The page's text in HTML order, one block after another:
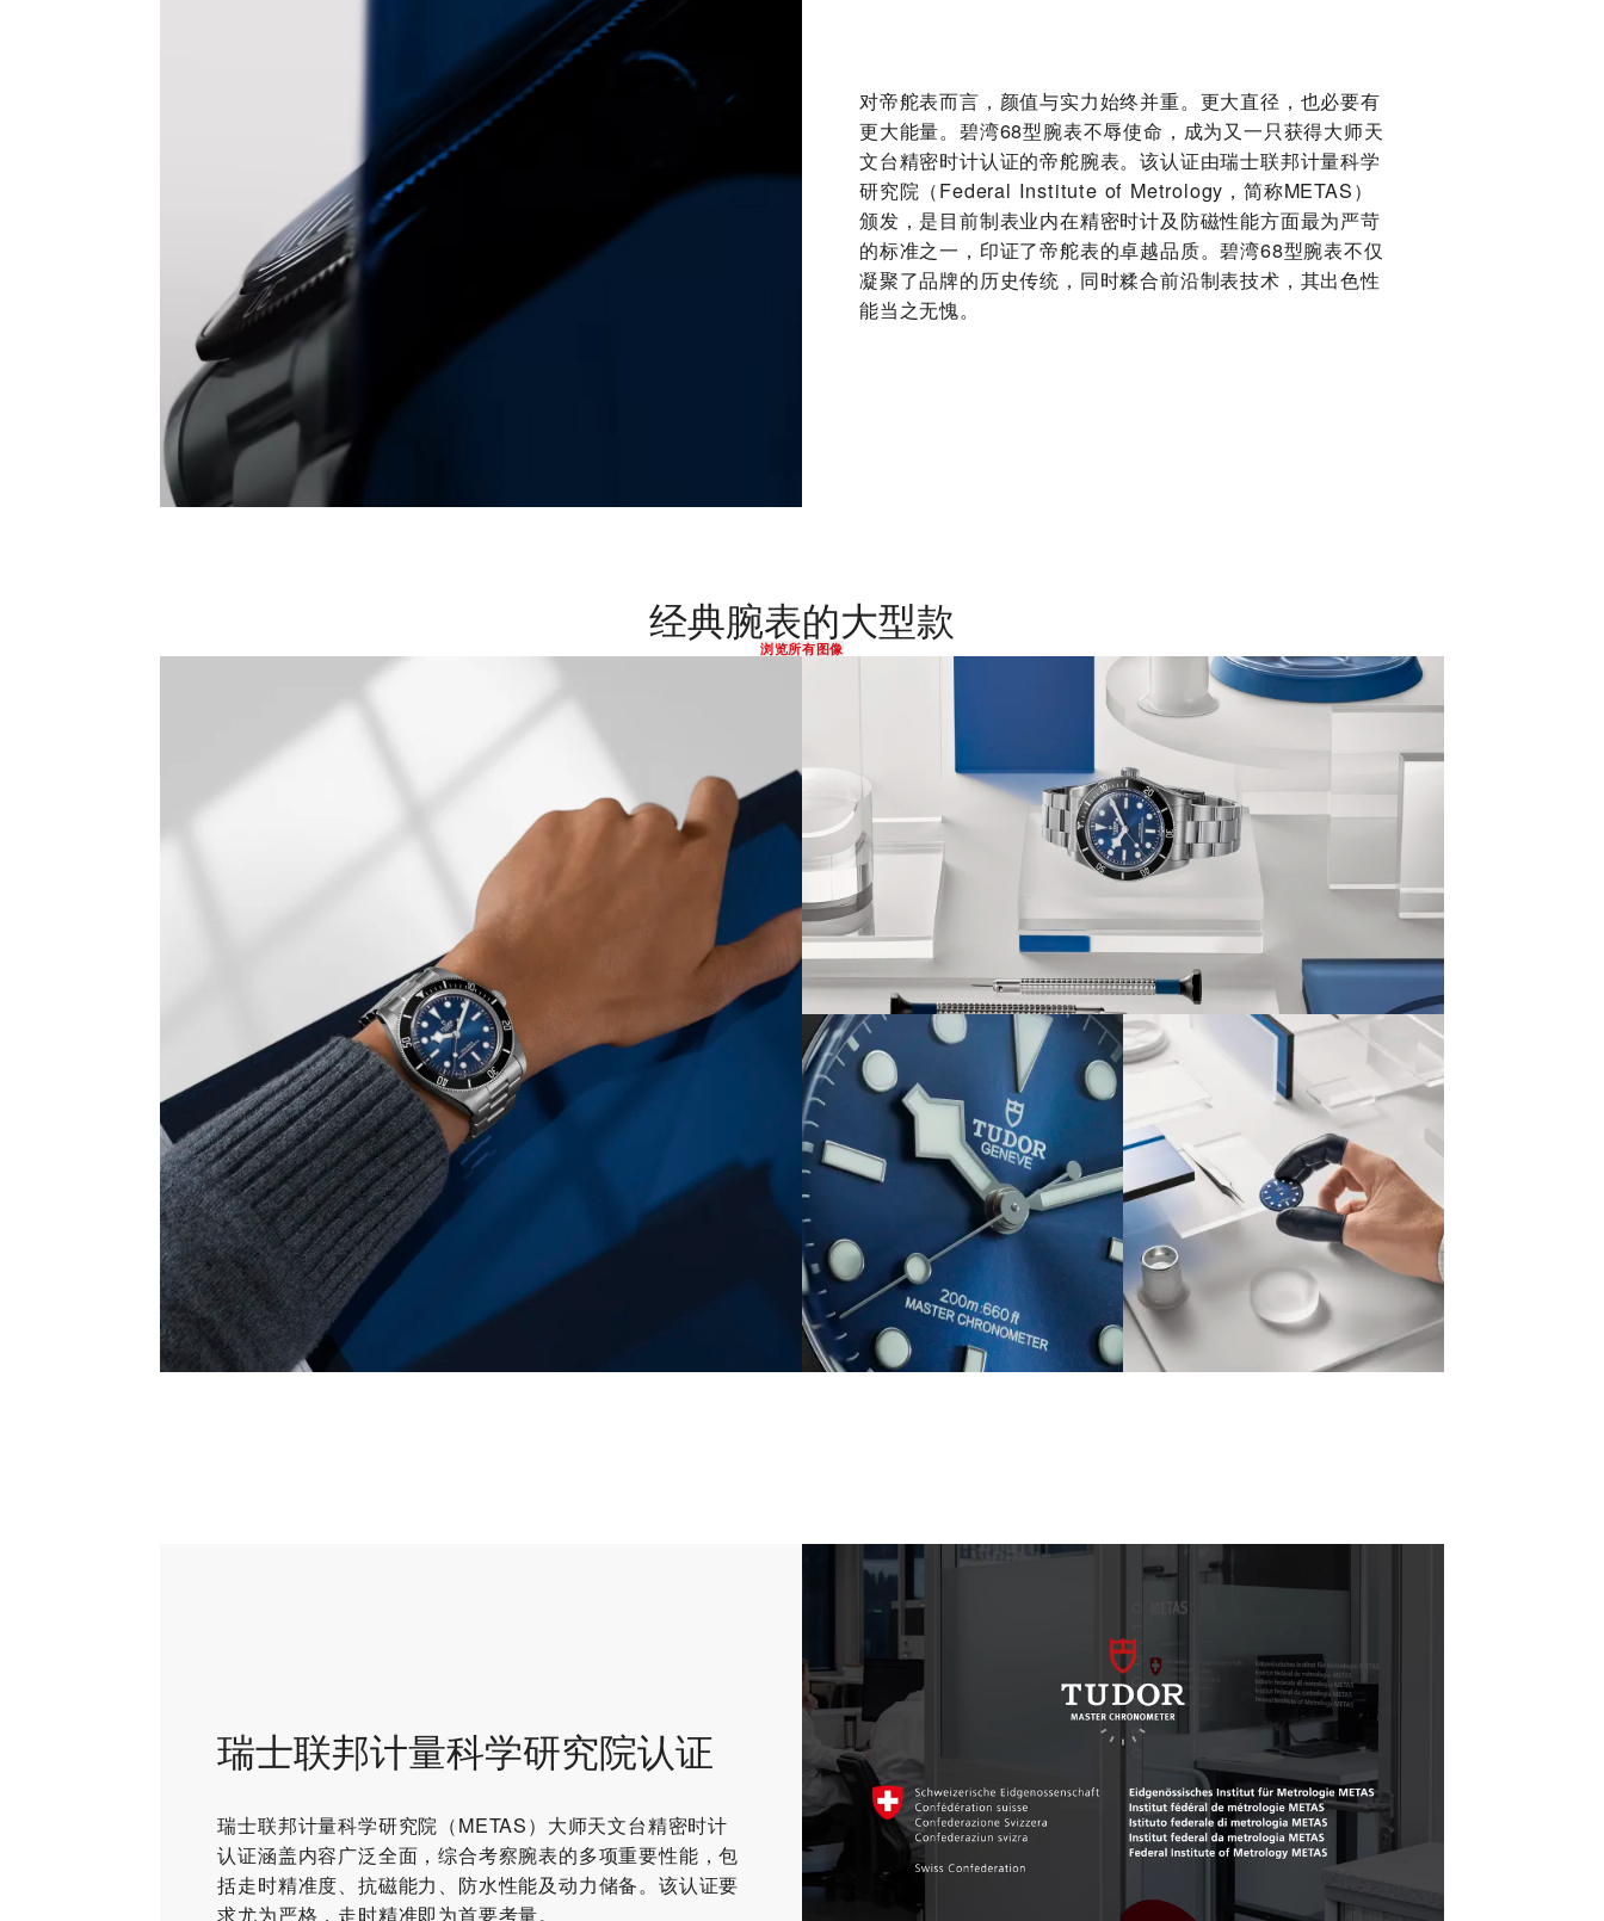
对帝舵表而言，颜值与实力始终并重。更大直径，也必要有
更大能量。碧湾68型腕表不辱使命，成为又一只获得大师天
文台精密时计认证的帝舵腕表。该认证由瑞士联邦计量科学
研究院（Federal Institute of Metrology，简称METAS）
颁发，是目前制表业内在精密时计及防磁性能方面最为严苛
的标准之一，印证了帝舵表的卓越品质。碧湾68型腕表不仅
凝聚了品牌的历史传统，同时糅合前沿制表技术，其出色性
能当之无愧。
经典腕表的大型款
浏览所有图像
瑞士联邦计量科学研究院认证
瑞士联邦计量科学研究院（METAS）大师天文台精密时计
认证涵盖内容广泛全面，综合考察腕表的多项重要性能，包
括走时精准度、抗磁能力、防水性能及动力储备。该认证要
求尤为严格，走时精准即为首要考量。